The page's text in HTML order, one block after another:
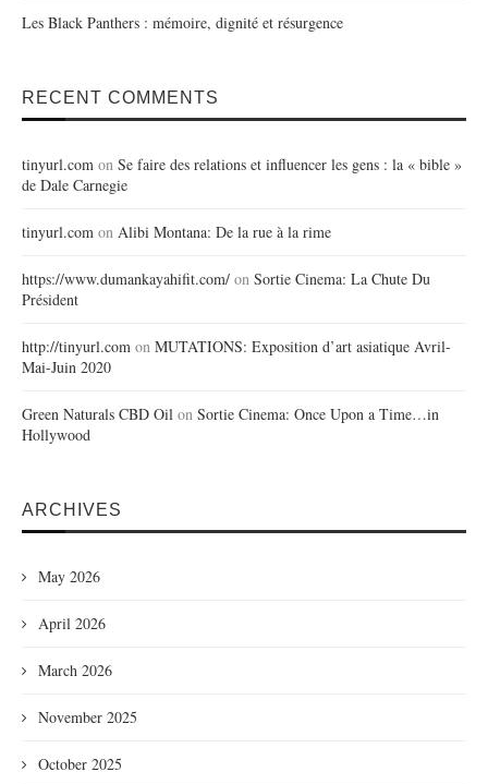
Les Black Panthers : mémoire, dignité et résurgence
RECENT COMMENTS
tinyurl.com on Se faire des relations et influencer les gens : la « bible »
de Dale Carnegie
tinyurl.com on Alibi Montana: De la rue à la rime
https://www.dumankayahifit.com/ on Sortie Cinema: La Chute Du
Président
http://tinyurl.com on MUTATIONS: Exposition d’art asiatique Avril-
Mai-Juin 2020
Green Naturals CBD Oil on Sortie Cinema: Once Upon a Time…in
Hollywood
ARCHIVES
May 2026
April 2026
March 2026
November 2025
October 2025